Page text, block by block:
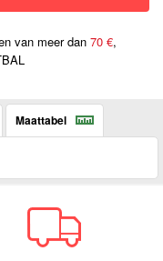
van meer dan 70 €,
Maattabel